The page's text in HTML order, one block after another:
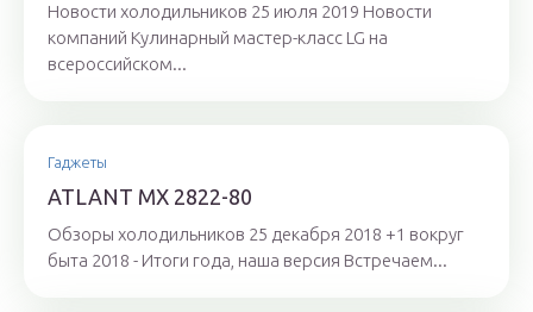
Новости холодильников 25 июля 2019 Новости
компаний Кулинарный мастер-класс LG на
всероссийском...
Гаджеты
ATLANT МХ 2822-80
Обзоры холодильников 25 декабря 2018 +1 вокруг
быта 2018 - Итоги года, наша версия Встречаем...